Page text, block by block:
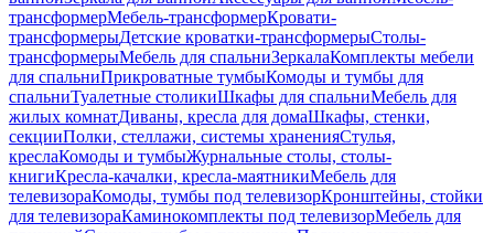
трансформерМебель-трансформерКровати-
трансформерыДетские кроватки-трансформерыСтолы-
трансформерыМебель для спальниЗеркалаКомплекты мебели
для спальниПрикроватные тумбыКомоды и тумбы для
спальниТуалетные столикиШкафы для спальниМебель для
жилых комнатДиваны, кресла для домаШкафы, стенки,
секцииПолки, стеллажи, системы храненияСтулья,
креслаКомоды и тумбыЖурнальные столы, столы-
книгиКресла-качалки, кресла-маятникиМебель для
телевизораКомоды, тумбы под телевизорКронштейны, стойки
для телевизораКаминокомплекты под телевизорМебель для